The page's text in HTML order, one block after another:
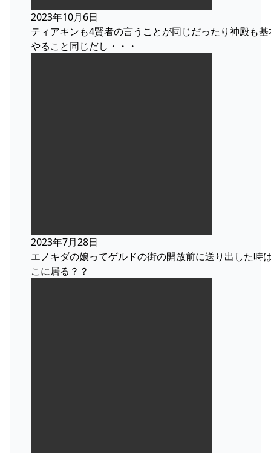
2023年10月6日
ティアキンも4賢者の言うことが同じだったり神殿も基
やること同じだし・・・
2023年7月28日
エノキダの娘ってゲルドの街の開放前に送り出した時
こに居る？？